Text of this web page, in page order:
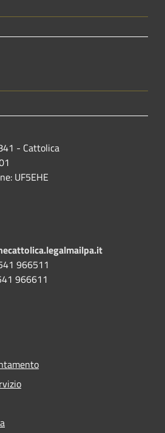
- Cattolica
UF5EHE
966511
966611